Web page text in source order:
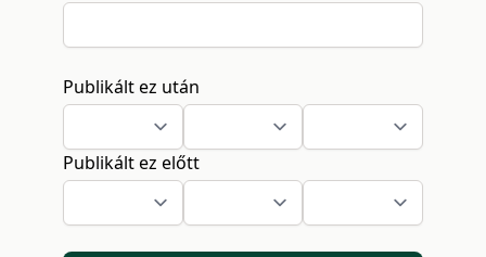
Publikált ez után
Publikált ez előtt